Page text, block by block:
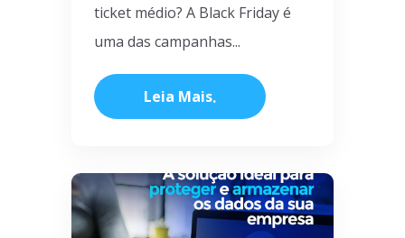
ticket médio? A Black Friday é
uma das campanhas...
Leia Mais